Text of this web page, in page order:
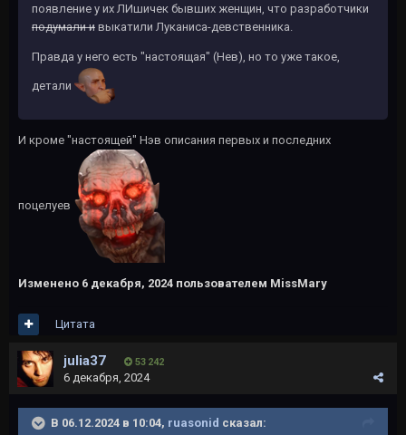
появление у их ЛИшичек бывших женщин, что разработчики
подумали и выкатили Луканиса-девственника.
Правда у него есть "настоящая" (Нев), но то уже такое,
детали
И кроме "настоящей" Нэв описания первых и последних
поцелуев
Изменено 6 декабря, 2024 пользователем MissMary
Цитата
julia37 53 242
6 декабря, 2024
В 06.12.2024 в 10:04, ruasonid сказал: